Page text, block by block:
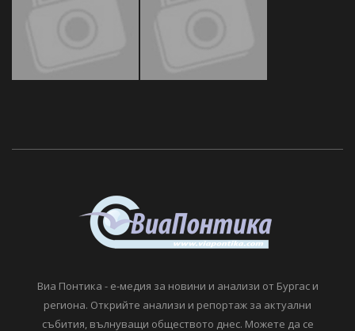
Виа Понтика - е-медия за новини и анализи от Бургас и
региона. Открийте анализи и репортаж за актуални
събития, вълнуващи обществото днес. Можете да се